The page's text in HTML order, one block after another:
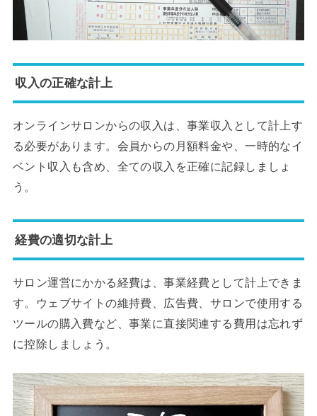
収入の正確な計上
オンラインサロンからの収入は、事業収入として計上す
る必要があります。会員からの月額料金や、一時的なイ
ベント収入も含め、全ての収入を正確に記録しましょ
う。
経費の適切な計上
サロン運営にかかる経費は、事業経費として計上できま
す。ウェブサイトの維持費、広告費、サロンで使用する
ツールの購入費など、事業に直接関連する費用は忘れず
に控除しましょう。